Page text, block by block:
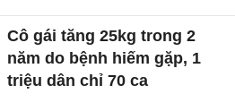
Cô gái tăng 25kg trong 2
năm do bệnh hiếm gặp, 1
triệu dân chỉ 70 ca